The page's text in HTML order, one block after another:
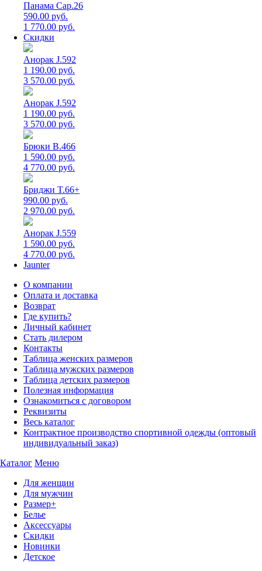
Панама Cap.26
590.00 руб.
1 770.00 руб.
Скидки
Анорак J.592
1 190.00 руб.
3 570.00 руб.
Анорак J.592
1 190.00 руб.
3 570.00 руб.
Брюки B.466
1 590.00 руб.
4 770.00 руб.
Бриджи T.66+
990.00 руб.
2 970.00 руб.
Анорак J.559
1 590.00 руб.
4 770.00 руб.
Jaunter
О компании
Оплата и доставка
Возврат
Где купить?
Личный кабинет
Стать дилером
Контакты
Таблица женских размеров
Таблица мужских размеров
Таблица детских размеров
Полезная информация
Ознакомиться с договором
Реквизиты
Весь каталог
Контрактное производство спортивной одежды (оптовый
индивидуальный заказ)
Каталог Меню
Для женщин
Для мужчин
Размер+
Белье
Аксессуары
Скидки
Новинки
Детское